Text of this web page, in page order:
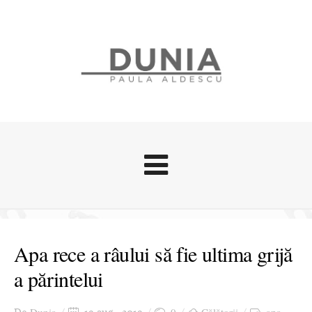
Stari afective
Zice Dunia
Cursuri povestite
Apa rece a râului să fie ultima grijă
a părintelui